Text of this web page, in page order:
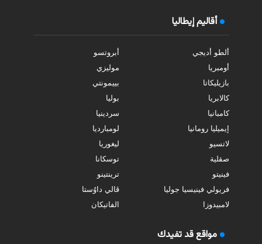
أقاليم إيطاليا
ألطو أديجي
أبروتسو
أومبريا
موليزي
بازيليكاتا
بييمونتي
كالابريا
بوليا
كامبانيا
سردينيا
إيميليا رومانيا
لومبارديا
لاتسيو
ليغوريا
صقلية
توسكانا
فينيتو
ترينتينو
فريولي فينيسيا جوليا
ڤالي داوُستا
لامبيدوزا
الفاتيكان
مواقع قد تفيدك